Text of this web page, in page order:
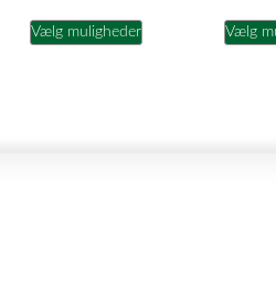
Vælg muligheder Vælg